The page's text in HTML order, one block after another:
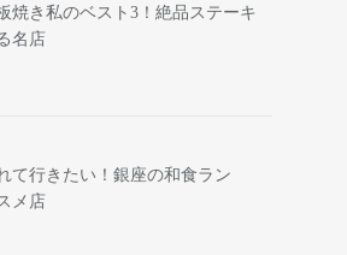
焼き私のベスト3！絶品ステーキ
名店
て行きたい！銀座の和食ラン
メ店